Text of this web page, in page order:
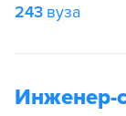
243 вуза
Инженер-